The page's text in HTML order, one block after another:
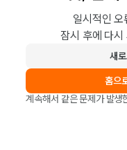
일시적인 오
잠시 후에 다
새
홈으
계속해서 같은 문제가 발생